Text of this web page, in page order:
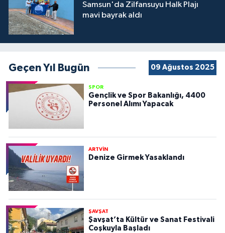
Samsun'da Zilfansuyu Halk Plajı
mavi bayrak aldı
Geçen Yıl Bugün 09 Ağustos 2025
SPOR
Gençlik ve Spor Bakanlığı, 4400
Personel Alımı Yapacak
ARTVİN
Denize Girmek Yasaklandı
ŞAVŞAT
Şavşat’ta Kültür ve Sanat Festivali
Coşkuyla Başladı